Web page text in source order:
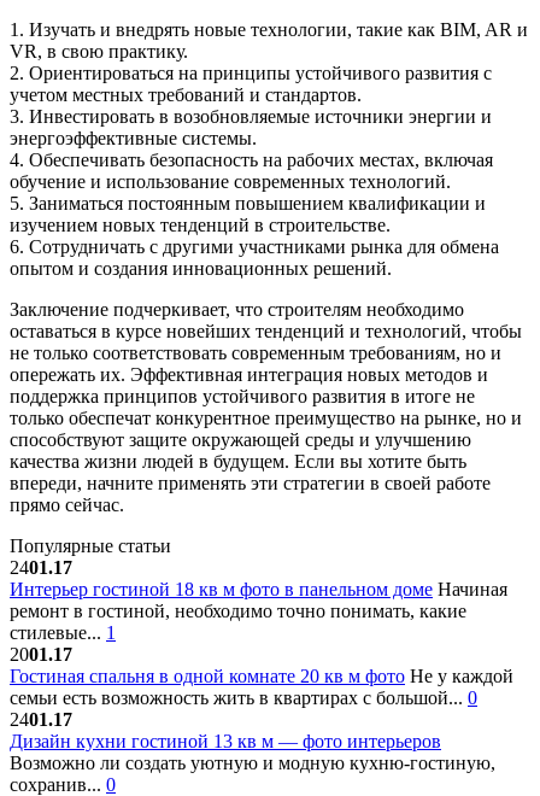
1. Изучать и внедрять новые технологии, такие как BIM, AR и
VR, в свою практику.
2. Ориентироваться на принципы устойчивого развития с
учетом местных требований и стандартов.
3. Инвестировать в возобновляемые источники энергии и
энергоэффективные системы.
4. Обеспечивать безопасность на рабочих местах, включая
обучение и использование современных технологий.
5. Заниматься постоянным повышением квалификации и
изучением новых тенденций в строительстве.
6. Сотрудничать с другими участниками рынка для обмена
опытом и создания инновационных решений.
Заключение подчеркивает, что строителям необходимо
оставаться в курсе новейших тенденций и технологий, чтобы
не только соответствовать современным требованиям, но и
опережать их. Эффективная интеграция новых методов и
поддержка принципов устойчивого развития в итоге не
только обеспечат конкурентное преимущество на рынке, но и
способствуют защите окружающей среды и улучшению
качества жизни людей в будущем. Если вы хотите быть
впереди, начните применять эти стратегии в своей работе
прямо сейчас.
Популярные статьи
2401.17
Интерьер гостиной 18 кв м фото в панельном доме Начиная
ремонт в гостиной, необходимо точно понимать, какие
стилевые... 1
2001.17
Гостиная спальня в одной комнате 20 кв м фото Не у каждой
семьи есть возможность жить в квартирах с большой... 0
2401.17
Дизайн кухни гостиной 13 кв м — фото интерьеров
Возможно ли создать уютную и модную кухню-гостиную,
сохранив... 0